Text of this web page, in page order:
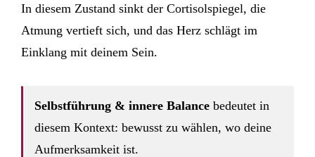
In diesem Zustand sinkt der Cortisolspiegel, die
Atmung vertieft sich, und das Herz schlägt im
Einklang mit deinem Sein.
Selbstführung & innere Balance bedeutet in
diesem Kontext: bewusst zu wählen, wo deine
Aufmerksamkeit ist.